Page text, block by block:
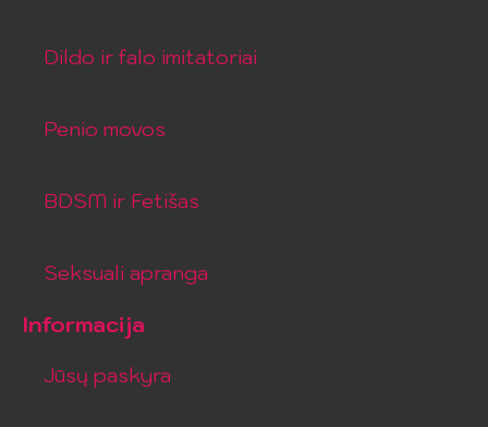
Dildo ir falo imitatoriai
Penio movos
BDSM ir Fetišas
Seksuali apranga
Informacija
Jūsų paskyra